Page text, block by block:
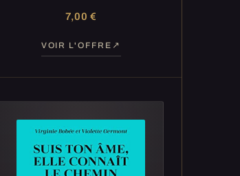
7,00 €
VOIR L'OFFRE